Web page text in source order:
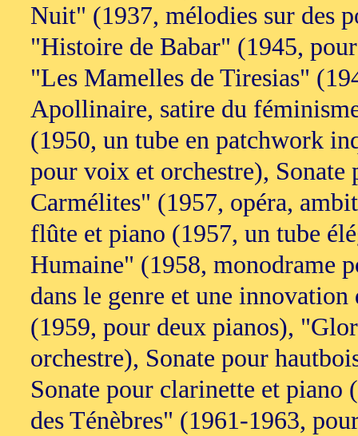
Nuit" (1937, mélodies sur des
"Histoire de Babar" (1945,
"Les Mamelles de Tiresias"
Apollinaire, satire du
(1950, un tube en patchwork
pour voix et orchestre),
Carmélites" (1957, opéra,
flûte et piano (1957, un tube
Humaine" (1958, monodrame
dans le genre et une
(1959, pour deux pianos),
orchestre), Sonate pour
Sonate pour clarinette et piano
des Ténèbres" (1961-1963,